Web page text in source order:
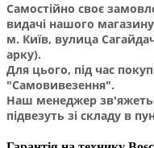
Самостійно своє
видачі нашого
м. Київ, вулица
арку).
Для цього, під час
"Самовивезення".
Наш менеджер
підвезуть зі складу в